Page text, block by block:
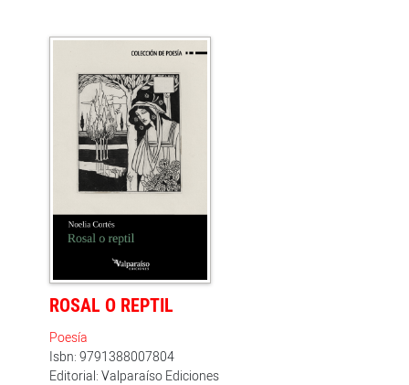
ROSAL O REPTIL
Poesía
Isbn: 9791388007804
Editorial: Valparaíso Ediciones